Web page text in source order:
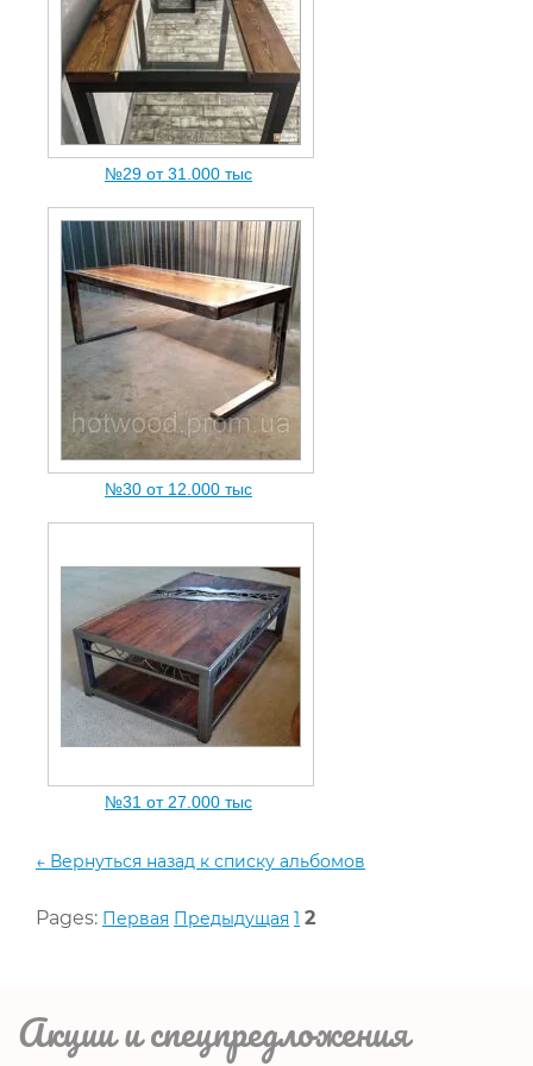
№29 от 31.000 тыc
№30 от 12.000 тыc
№31 от 27.000 тыc
← Вернуться назад к списку альбомов
Pages: Первая Предыдущая 1 2
Акции и спецпредложения